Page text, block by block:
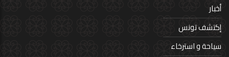
أخبار
إكتشف تونس
سياحة و استرخاء